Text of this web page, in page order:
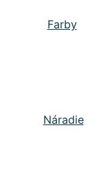
Farby
Náradie